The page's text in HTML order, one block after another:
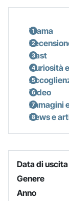
Trama
Cast
Curiosità
Video
Immagini
News e
Data di uscita
Genere
Anno